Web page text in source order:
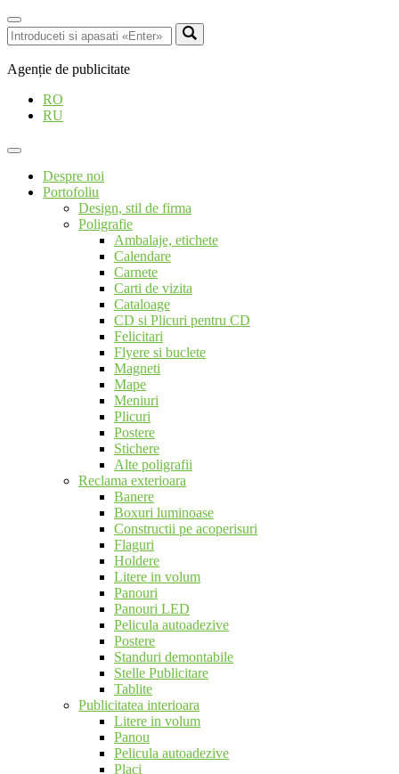
Agenție de publicitate
RO
RU
Despre noi
Portofoliu
Design, stil de firma
Poligrafie
Ambalaje, etichete
Calendare
Carnete
Carti de vizita
Cataloage
CD si Plicuri pentru CD
Felicitari
Flyere si buclete
Magneti
Mape
Meniuri
Plicuri
Postere
Stichere
Alte poligrafii
Reclama exterioara
Banere
Boxuri luminoase
Constructii pe acoperisuri
Flaguri
Holdere
Litere in volum
Panouri
Panouri LED
Pelicula autoadezive
Postere
Standuri demontabile
Stelle Publicitare
Tablite
Publicitatea interioara
Litere in volum
Panou
Pelicula autoadezive
Placi